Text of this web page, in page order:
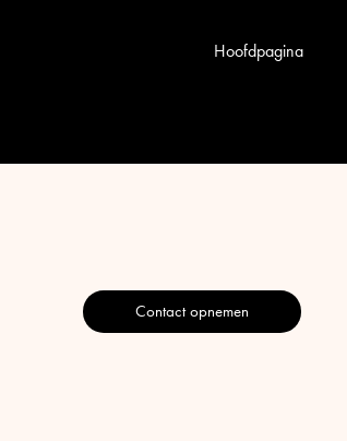
Hoofdpagina
Contact opnemen